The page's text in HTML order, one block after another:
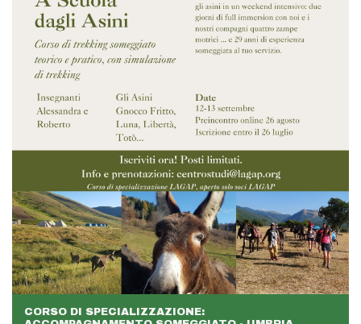
CORSO DI SPECIALIZZAZIONE: